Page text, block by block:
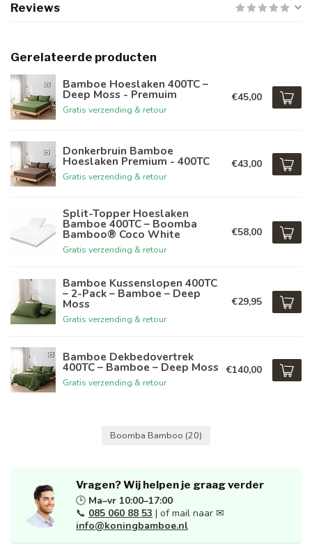
Reviews
Gerelateerde producten
Bamboe Hoeslaken 400TC –
Deep Moss - Premuim
Gratis verzending & retour
€45,00
Donkerbruin Bamboe
Hoeslaken Premium - 400TC
Gratis verzending & retour
€43,00
Split-Topper Hoeslaken
Bamboe 400TC – Boomba
Bamboo® Coco White
Gratis verzending & retour
€58,00
Bamboe Kussenslopen 400TC
– 2-Pack – Bamboe – Deep
Moss
Gratis verzending & retour
€29,95
Bamboe Dekbedovertrek
400TC – Bamboe – Deep Moss
Gratis verzending & retour
€140,00
Boomba Bamboo (20)
Vragen? Wij helpen je graag verder
🕒 Ma–vr 10:00–17:00
📞 085 060 88 53 | of mail naar ✉
info@koningbamboe.nl